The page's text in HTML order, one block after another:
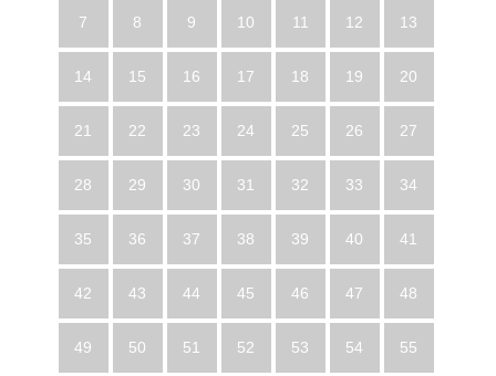
7 8 9 10 11 12 13
14 15 16 17 18 19 20
21 22 23 24 25 26 27
28 29 30 31 32 33 34
35 36 37 38 39 40 41
42 43 44 45 46 47 48
49 50 51 52 53 54 55